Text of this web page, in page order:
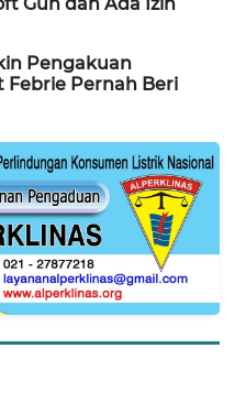
Pengakuan
Febrie Pernah Beri